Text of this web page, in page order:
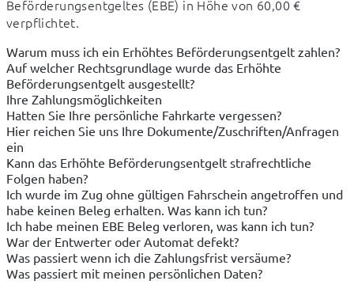
Beförderungsentgeltes (EBE) in Höhe von 60,00 €
verpflichtet.
Warum muss ich ein Erhöhtes Beförderungsentgelt zahlen?
Auf welcher Rechtsgrundlage wurde das Erhöhte
Beförderungsentgelt ausgestellt?
Ihre Zahlungsmöglichkeiten
Hatten Sie Ihre persönliche Fahrkarte vergessen?
Hier reichen Sie uns Ihre Dokumente/Zuschriften/Anfragen
ein
Kann das Erhöhte Beförderungsentgelt strafrechtliche
Folgen haben?
Ich wurde im Zug ohne gültigen Fahrschein angetroffen und
habe keinen Beleg erhalten. Was kann ich tun?
Ich habe meinen EBE Beleg verloren, was kann ich tun?
War der Entwerter oder Automat defekt?
Was passiert wenn ich die Zahlungsfrist versäume?
Was passiert mit meinen persönlichen Daten?